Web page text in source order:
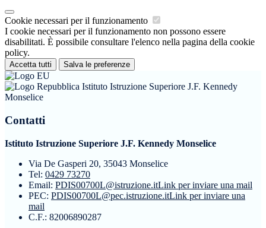
Cookie necessari per il funzionamento
I cookie necessari per il funzionamento non possono essere
disabilitati. È possibile consultare l'elenco nella pagina della cookie
policy.
Accetta tutti Salva le preferenze
Istituto Istruzione Superiore J.F. Kennedy
Monselice
Contatti
Istituto Istruzione Superiore J.F. Kennedy Monselice
Via De Gasperi 20, 35043 Monselice
Tel: 0429 73270
Email: PDIS00700L@istruzione.itLink per inviare una mail
PEC: PDIS00700L@pec.istruzione.itLink per inviare una
mail
C.F.: 82006890287